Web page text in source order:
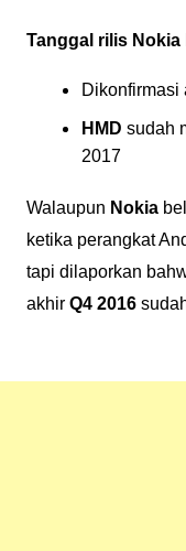
Tanggal rilis Nokia
Dikonfirmasi
HMD sudah
2017
Walaupun Nokia
ketika perangkat
tapi dilaporkan
akhir Q4 2016